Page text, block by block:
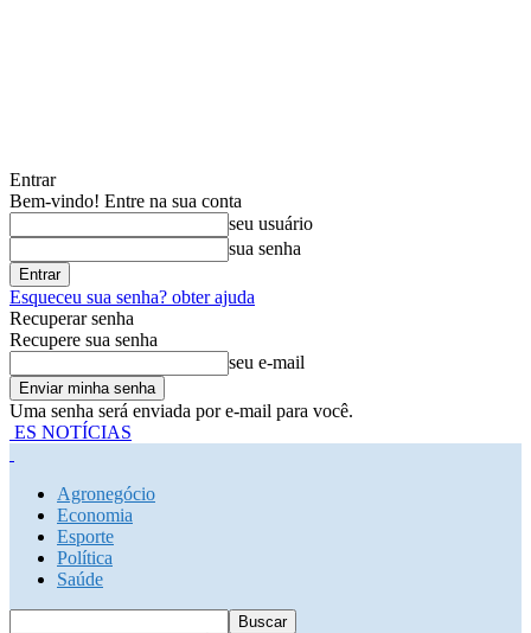
Entrar
Bem-vindo! Entre na sua conta
seu usuário
sua senha
Esqueceu sua senha? obter ajuda
Recuperar senha
Recupere sua senha
seu e-mail
Uma senha será enviada por e-mail para você.
ES NOTÍCIAS
Agronegócio
Economia
Esporte
Política
Saúde